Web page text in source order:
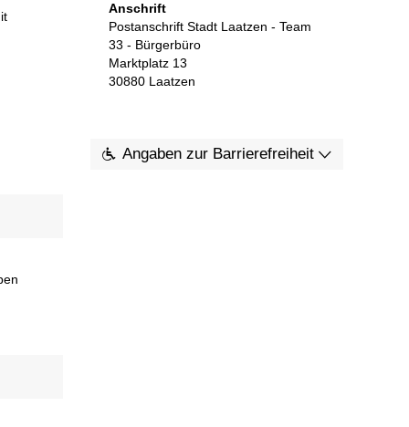
Anschrift
Postanschrift Stadt Laatzen - Team
33 - Bürgerbüro
Marktplatz 13
30880 Laatzen
Angaben zur Barrierefreiheit